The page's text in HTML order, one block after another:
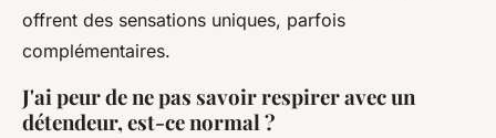
offrent des sensations uniques, parfois
complémentaires.
J'ai peur de ne pas savoir respirer avec un
détendeur, est-ce normal ?